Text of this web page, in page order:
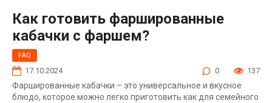
Как готовить фаршированные
кабачки с фаршем?
FAQ
17.10.2024 0 137
Фаршированные кабачки – это универсальное и вкусное
блюдо, которое можно легко приготовить как для семейного